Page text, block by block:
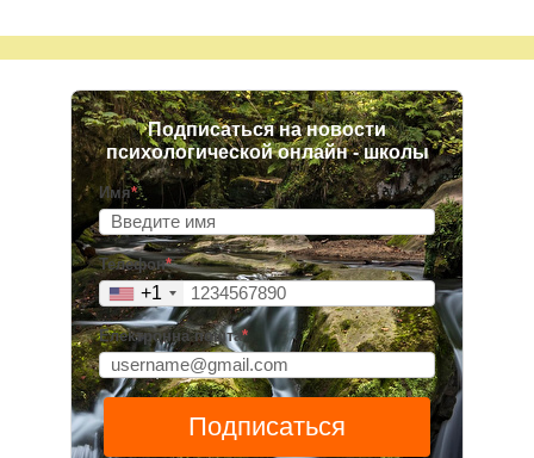
Подписаться на новости
психологической онлайн - школы
Имя*
Телефон*
+1
Електронна пошта*
Подписаться